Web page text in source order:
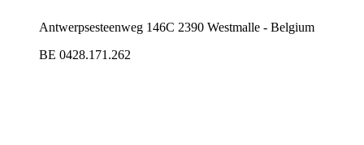
Antwerpsesteenweg 146C 2390 Westmalle - Belgium
BE 0428.171.262